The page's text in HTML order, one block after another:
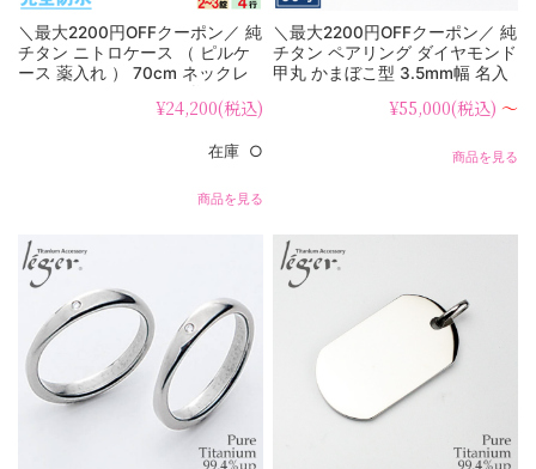
＼最大2200円OFFクーポン／ 純
チタン ニトロケース （ ピルケ
ース 薬入れ ） 70cm ネックレ
¥24,200(税込)
在庫 ○
商品を見る
＼最大2200円OFFクーポン／ 純
チタン ペアリング ダイヤモンド
甲丸 かまぼこ型 3.5mm幅 名入
ング / 結婚指輪 ）¥55,000(税込) ～
商品を見る